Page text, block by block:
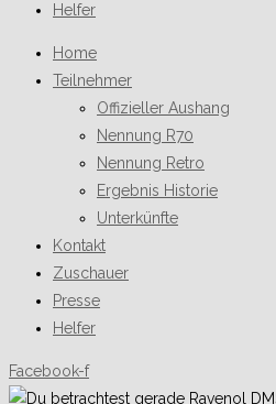
Helfer
Home
Teilnehmer
Offizieller Aushang
Nennung R70
Nennung Retro
Ergebnis Historie
Unterkünfte
Kontakt
Zuschauer
Presse
Helfer
Facebook-f